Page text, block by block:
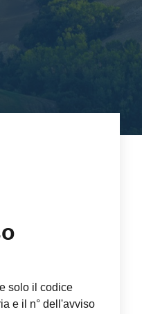
solo il codice
e il n° dell'avviso